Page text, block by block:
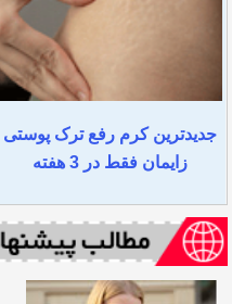
جدیدترین کرم رفع ترک پوستی
زایمان فقط در 3 هفته